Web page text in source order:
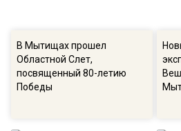
В Мытищах прошел
Областной Слет,
посвященный 80-летию
Победы